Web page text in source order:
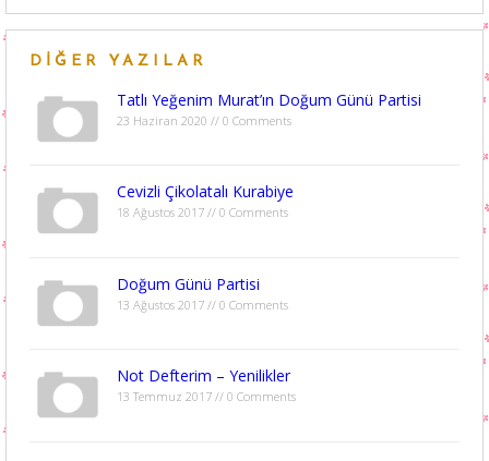
DIĞER YAZILAR
Tatlı Yeğenim Murat’ın Doğum Günü Partisi
23 Haziran 2020 // 0 Comments
Cevizli Çikolatalı Kurabiye
18 Ağustos 2017 // 0 Comments
Doğum Günü Partisi
13 Ağustos 2017 // 0 Comments
Not Defterim – Yenilikler
13 Temmuz 2017 // 0 Comments